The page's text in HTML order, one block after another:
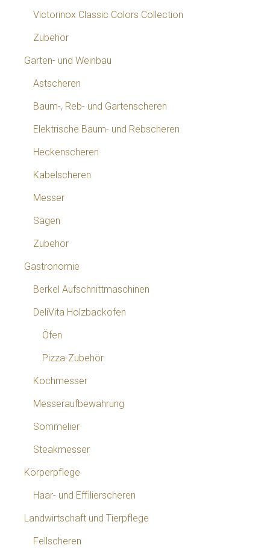
Victorinox Classic Colors Collection
Zubehör
Garten- und Weinbau
Astscheren
Baum-, Reb- und Gartenscheren
Elektrische Baum- und Rebscheren
Heckenscheren
Kabelscheren
Messer
Sägen
Zubehör
Gastronomie
Berkel Aufschnittmaschinen
DeliVita Holzbackofen
Öfen
Pizza-Zubehör
Kochmesser
Messeraufbewahrung
Sommelier
Steakmesser
Körperpflege
Haar- und Effilierscheren
Landwirtschaft und Tierpflege
Fellscheren